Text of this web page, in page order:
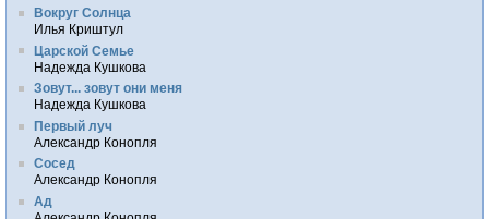
Вокруг Солнца
Илья Криштул
Царской Семье
Надежда Кушкова
Зовут... зовут они меня
Надежда Кушкова
Первый луч
Александр Конопля
Сосед
Александр Конопля
Ад